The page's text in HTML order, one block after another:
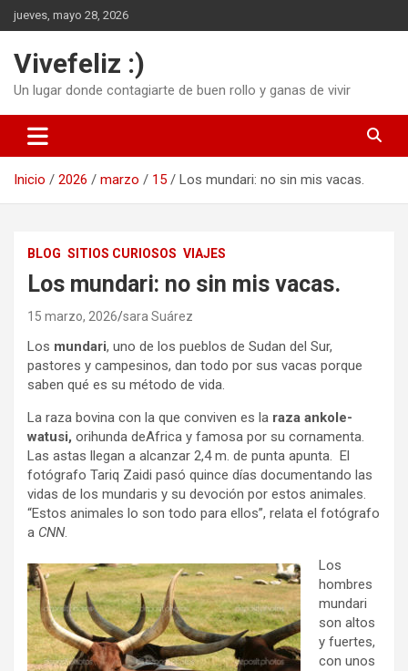
Saltar
al
jueves, mayo 28, 2026
Vivefeliz :)
Un lugar donde contagiarte de buen rollo y ganas de vivir
Inicio 2026 marzo 15 Los mundari: no sin mis vacas.
BLOG SITIOS CURIOSOS VIAJES
Los mundari: no sin mis vacas.
15 marzo, 2026 sara Suárez
Los mundari, uno de los pueblos de Sudan del Sur,
pastores y campesinos, dan todo por sus vacas porque
saben qué es su método de vida.
La raza bovina con la que conviven es la raza ankole-
watusi, orihunda deAfrica y famosa por su cornamenta.
Las astas llegan a alcanzar 2,4 m. de punta apunta. El
fotógrafo Tariq Zaidi pasó quince días documentando las
vidas de los mundaris y su devoción por estos animales.
“Estos animales lo son todo para ellos”, relata el fotógrafo
a CNN.
Los
hombres
mundari
son altos
y fuertes,
con unos